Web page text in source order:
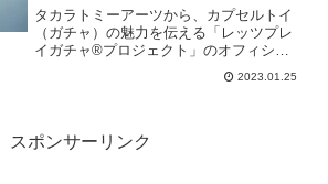
売。受注受付開始。
タカラトミーアーツから、カプセルトイ
（ガチャ）の魅力を伝える「レッツプレ
イガチャ®プロジェクト」のオフィシャ
ルグッズ第２弾として、ガチャマシンを
モチーフにしたバックパック『しょいガ
2023.01.25
スポンサーリンク